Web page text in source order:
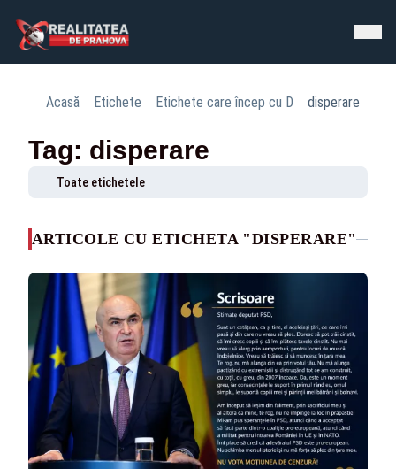
Acasă Etichete Etichete care încep cu D disperare
Tag: disperare
Toate etichetele
ARTICOLE CU ETICHETA "DISPERARE"